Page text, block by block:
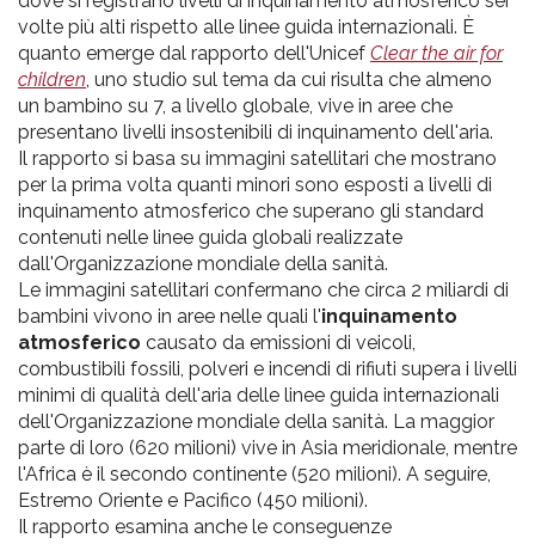
volte più alti rispetto alle linee guida internazionali. È
quanto emerge dal rapporto dell'Unicef Clear the air for
children, uno studio sul tema da cui risulta che almeno
un bambino su 7, a livello globale, vive in aree che
presentano livelli insostenibili di inquinamento dell'aria.
Il rapporto si basa su immagini satellitari che mostrano
per la prima volta quanti minori sono esposti a livelli di
inquinamento atmosferico che superano gli standard
contenuti nelle linee guida globali realizzate
dall'Organizzazione mondiale della sanità.
Le immagini satellitari confermano che circa 2 miliardi di
bambini vivono in aree nelle quali l'inquinamento
atmosferico causato da emissioni di veicoli,
combustibili fossili, polveri e incendi di rifiuti supera i livelli
minimi di qualità dell'aria delle linee guida internazionali
dell'Organizzazione mondiale della sanità. La maggior
parte di loro (620 milioni) vive in Asia meridionale, mentre
l'Africa è il secondo continente (520 milioni). A seguire,
Estremo Oriente e Pacifico (450 milioni).
Il rapporto esamina anche le conseguenze